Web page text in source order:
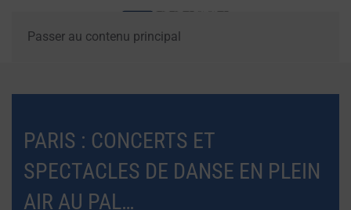
Passer au contenu principal
PARIS : CONCERTS ET
SPECTACLES DE DANSE EN PLEIN
AIR AU PAL…